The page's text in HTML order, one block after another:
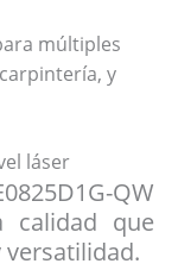
múltiples
y
láser
QW
calidad que